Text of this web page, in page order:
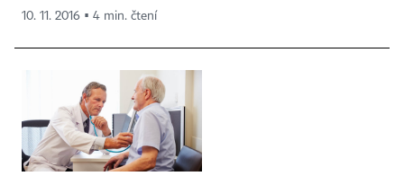
10. 11. 2016 ▪ 4 min. čtení